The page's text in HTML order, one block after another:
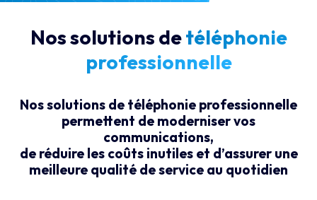
Nos solutions detéléphonie
professionnelle
Nos solutions de téléphonie professionnelle
permettent de moderniser vos
communications,
de réduire les coûts inutiles et d’assurer une
meilleure qualité de service au quotidien